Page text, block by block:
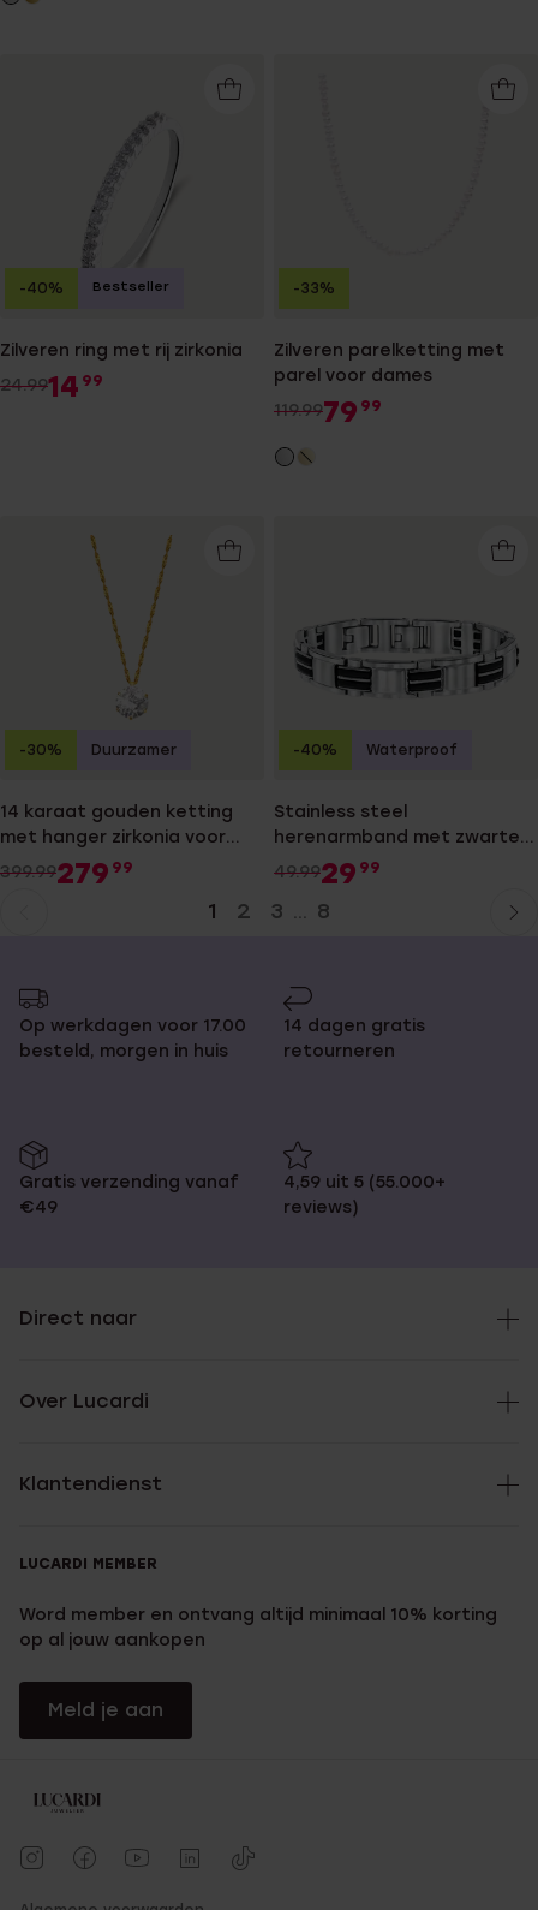
Zilveren ring met rij zirkonia
24.9914 99
-40% Bestseller
Zilveren parelketting met
parel voor dames
119.9979 99
-33%
14 karaat gouden ketting
met hanger zirkonia voor
dames
399.99279 99
-30% Duurzamer
Stainless steel
herenarmband met zwarte
accenten
49.9929 99
-40% Waterproof
1 2 3 ... 8
Op werkdagen voor 17.00
besteld, morgen in huis
14 dagen gratis
retourneren
Gratis verzending vanaf
€49
4,59 uit 5 (55.000+
reviews)
Direct naar
Over Lucardi
Klantendienst
LUCARDI MEMBER
Word member en ontvang altijd minimaal 10% korting
op al jouw aankopen
Meld je aan